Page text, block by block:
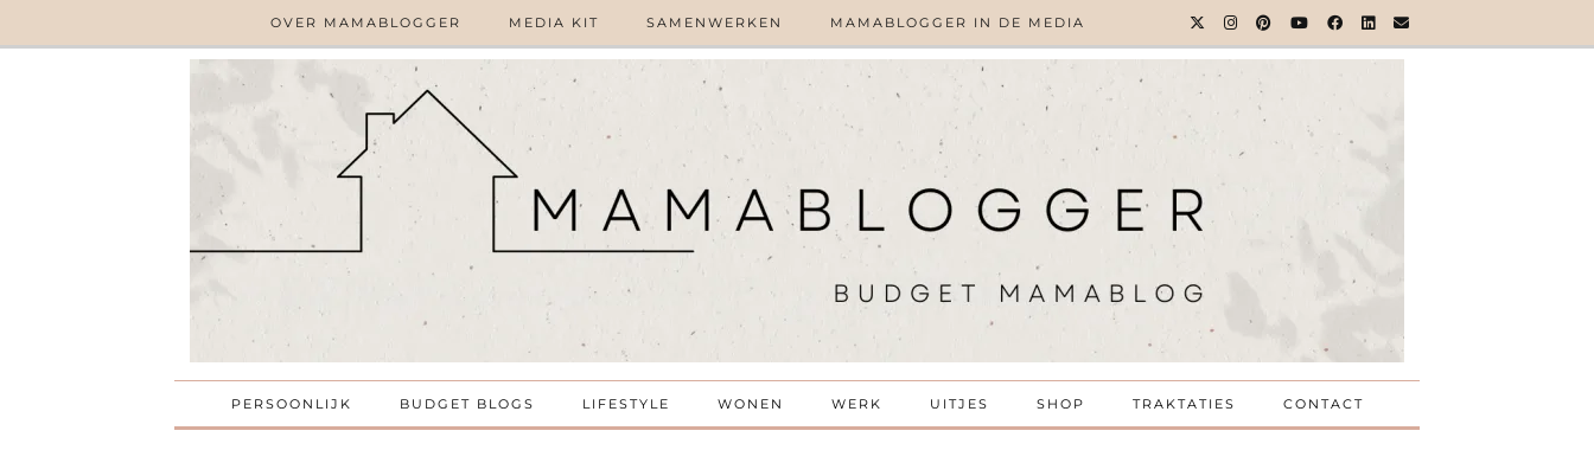
OVER MAMABLOGGER MEDIA KIT SAMENWERKEN MAMABLOGGER IN DE MEDIA
PERSOONLIJK BUDGET BLOGS LIFESTYLE WONEN WERK UITJES SHOP TRAKTATIES CONTACT